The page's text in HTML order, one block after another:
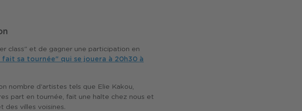
class" et de gagner une participation en
sa tournée" qui se jouera à 20h30 à
nombre d'artistes tels que Elie Kakou,
part en tournée, fait une halte chez nous et
des villes voisines.